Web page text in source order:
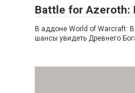
Battle for
В аддоне World of Warcraft:
шансы увидеть Древнего